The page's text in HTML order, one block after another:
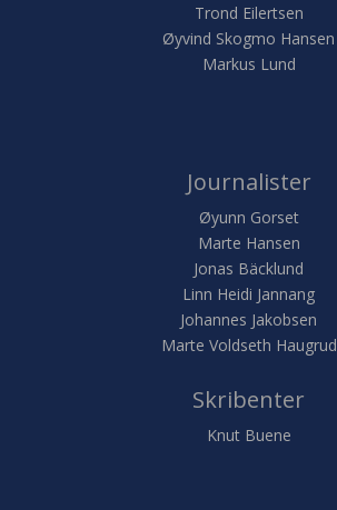
Trond Eilertsen
Øyvind Skogmo Hansen
Markus Lund
Journalister
Øyunn Gorset
Marte Hansen
Jonas Bäcklund
Linn Heidi Jannang
Johannes Jakobsen
Marte Voldseth Haugrud
Skribenter
Knut Buene